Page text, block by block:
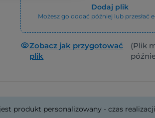
Dodaj plik
Możesz go dodać później lub przesłać
Zobacz jak przygotować
plik
(Plik
produkt personalizowany - czas